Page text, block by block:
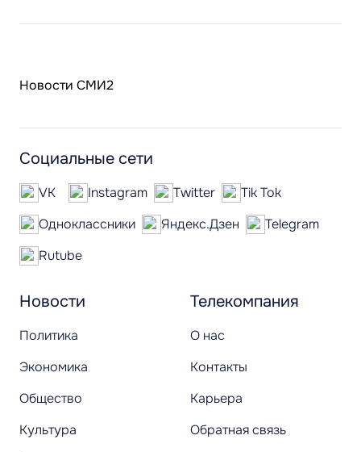
Новости СМИ2
Новости
Политика
Экономика
Общество
Культура
Телекомпания
О нас
Контакты
Карьера
Обратная связь
Социальные сети
VK Instagram Twitter
Tik Tok
Одноклассники
Яндекс.Дзен
Telegram
Rutube